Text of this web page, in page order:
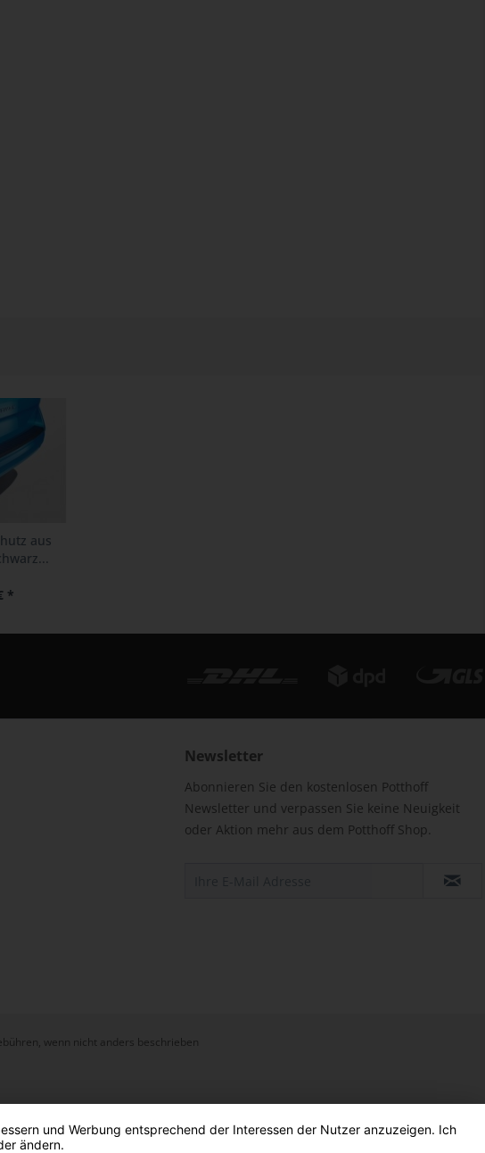
aus
*
Newsletter
Abonnieren Sie den kostenlosen Potthoff
Newsletter und verpassen Sie keine Neuigkeit
oder Aktion mehr aus dem Potthoff Shop.
wenn nicht anders beschrieben
und Werbung entsprechend der Interessen der Nutzer anzuzeigen. Ich
ändern.